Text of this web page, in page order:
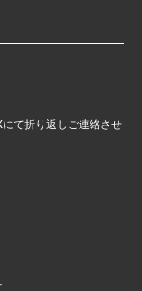
て折り返しご連絡させ